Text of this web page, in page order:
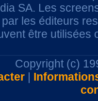
SA. Les
les éditeurs
être utilisées
Copyright (c)
|